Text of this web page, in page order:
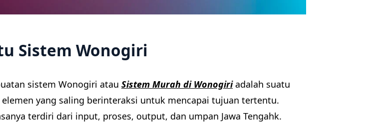
Sistem Wonogiri
sistem Wonogiri atau Sistem Murah di Wonogiriadalah suatu
yang saling berinteraksi untuk mencapai tujuan tertentu.
terdiri dari input, proses, output, dan umpan Jawa Tengahk.